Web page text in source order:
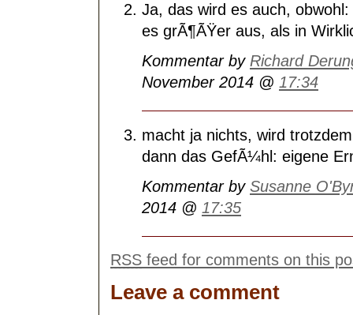
Ja, das wird es auch,
es grÃ¶ÃŸer aus, als in
Kommentar by Richard
November 2014 @ 17:34
macht ja nichts, wird
dann das GefÃ¼hl: eigene
Kommentar by Susanne
2014 @ 17:35
RSS feed for comments on this
Leave a comment